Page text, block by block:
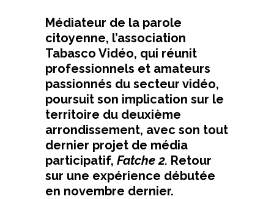
Médiateur de la parole
citoyenne, l’association
Tabasco Vidéo, qui réunit
professionnels et amateurs
passionnés du secteur vidéo,
poursuit son implication sur le
territoire du deuxième
arrondissement, avec son tout
dernier projet de média
participatif, Fatche 2. Retour
sur une expérience débutée
en novembre dernier.